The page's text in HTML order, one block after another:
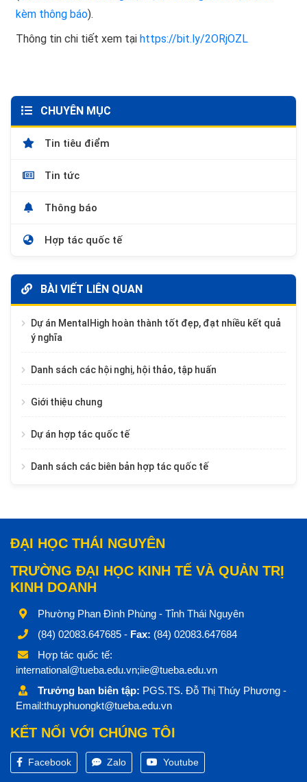
kèm thông báo).
Thông tin chi tiết xem tại https://bit.ly/2ORjOZL
CHUYÊN MỤC
Tin tiêu điểm
Tin tức
Thông báo
Hợp tác quốc tế
BÀI VIẾT LIÊN QUAN
Dự án MentalHigh hoàn thành tốt đẹp, đạt nhiều kết quả
ý nghĩa
Danh sách các hội nghị, hội thảo, tập huấn
Giới thiệu chung
Dự án hợp tác quốc tế
Danh sách các biên bản hợp tác quốc tế
ĐẠI HỌC THÁI NGUYÊN
TRƯỜNG ĐẠI HỌC KINH TẾ VÀ QUẢN TRỊ
KINH DOANH
Phường Phan Đình Phùng - Tỉnh Thái Nguyên
(84) 02083.647685 - Fax: (84) 02083.647684
Hợp tác quốc tế:
international@tueba.edu.vn;iie@tueba.edu.vn
Trưởng ban biên tập: PGS.TS. Đỗ Thị Thúy Phương -
Email:thuyphuongkt@tueba.edu.vn
KẾT NỐI VỚI CHÚNG TÔI
Facebook Zalo Youtube